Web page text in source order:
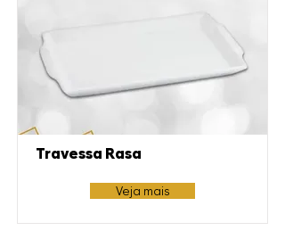
Travessa Rasa
Veja mais